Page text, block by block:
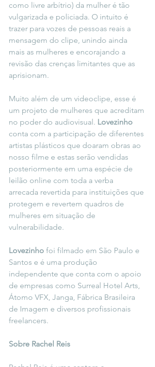
como livre arbítrio) da mulher é tão
vulgarizada e policiada. O intuito é
trazer para vozes de pessoas reais a
mensagem do clipe, unindo ainda
mais as mulheres e encorajando a
revisão das crenças limitantes que as
aprisionam.
Muito além de um videoclipe, esse é
um projeto de mulheres que acreditam
no poder do audiovisual. Lovezinho
conta com a participação de diferentes
artistas plásticos que doaram obras ao
nosso filme e estas serão vendidas
posteriormente em uma espécie de
leilão online com toda a verba
arrecada revertida para instituições que
protegem e revertem quadros de
mulheres em situação de
vulnerabilidade.
Lovezinho foi filmado em São Paulo e
Santos e é uma produção
independente que conta com o apoio
de empresas como Surreal Hotel Arts,
Átomo VFX, Janga, Fábrica Brasileira
de Imagem e diversos profissionais
freelancers.
Sobre Rachel Reis